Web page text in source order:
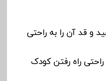
و قد آن را به راحتی
راه رفتن کودک